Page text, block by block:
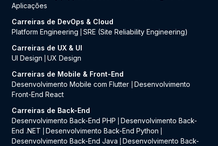
Aplicações
Carreiras de DevOps & Cloud
Platform Engineering
SRE (Site Reliability Engineering)
Carreiras de UX & UI
UI Design
UX Design
Carreiras de Mobile & Front-End
Desenvolvimento Mobile com Flutter
Desenvolvimento
Front-End React
Carreiras de Back-End
Desenvolvimento Back-End PHP
Desenvolvimento Back-
End .NET
Desenvolvimento Back-End Python
Desenvolvimento Back-End Java
Desenvolvimento Back-